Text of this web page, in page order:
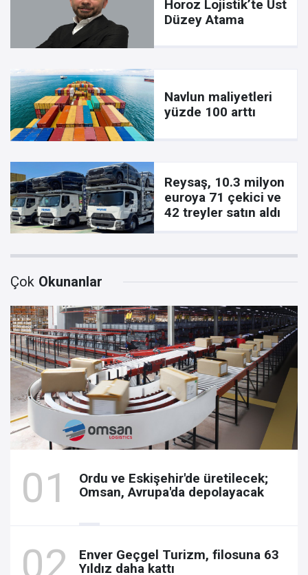
Horoz Lojistik’te Üst
Düzey Atama
Navlun maliyetleri
yüzde 100 arttı
Reysaş, 10.3 milyon
euroya 71 çekici ve
42 treyler satın aldı
Çok Okunanlar
Ordu ve Eskişehir'de üretilecek;
Omsan, Avrupa'da depolayacak
Enver Geçgel Turizm, filosuna 63
Yıldız daha kattı